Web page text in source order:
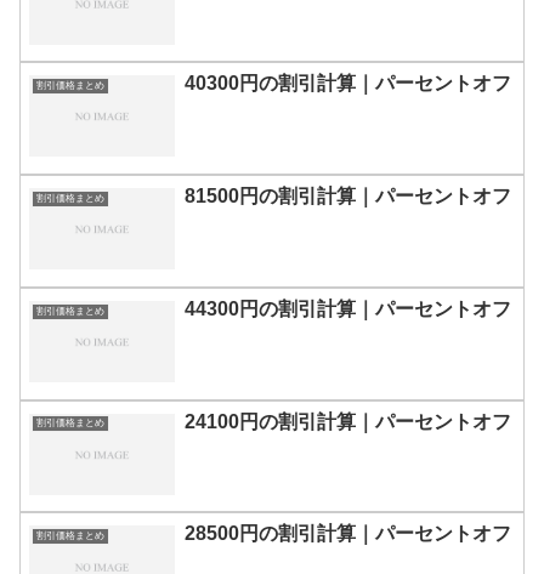
割引価格まとめ 40300円の割引計算｜パーセントオフ
割引価格まとめ 81500円の割引計算｜パーセントオフ
割引価格まとめ 44300円の割引計算｜パーセントオフ
割引価格まとめ 24100円の割引計算｜パーセントオフ
割引価格まとめ 28500円の割引計算｜パーセントオフ